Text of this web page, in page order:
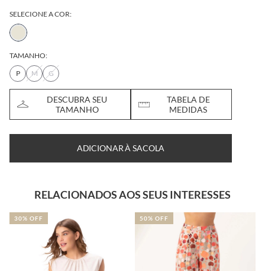
SELECIONE A COR:
TAMANHO:
P
M G
DESCUBRA SEU
TAMANHO
TABELA DE
MEDIDAS
ADICIONAR À SACOLA
RELACIONADOS AOS SEUS INTERESSES
30% OFF 50% OFF